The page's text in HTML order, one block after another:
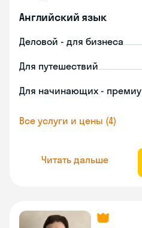
Английский язык
Деловой - для бизнеса
Для путешествий
Для начинающих -
Все услуги и цены (4)
Читать дальше